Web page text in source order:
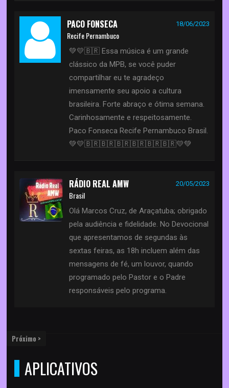
PACO FONSECA 18/06/2023
Recife Pernambuco
💚💛🇧🇷 Essa música é um grande
clássico da MPB, se você puder
compartilhar eu te agradeço
imensamente seu apoio a cultura
brasileira. Forte abraço e ótima semana.
Carinhosamente e respeitosamente.
Paco Fonseca Recife Pernambuco Brasil.
💚💛🇧🇷🇧🇷🇧🇷🇧🇷🇧🇷🇧🇷💛💚
RÁDIO REAL AMW 20/05/2023
Brasil
Olá Marcos Cruz, de Araçatuba; obrigado
pela audiência e fidelidade. No Devocional
que apresentamos de segundas às
sextas feiras, as 18h incluem além das
mensagens de fé, um louvor, quando
programado pelo Pastor e o Padre
responsáveis pelo programa.
Próximo >
APLICATIVOS